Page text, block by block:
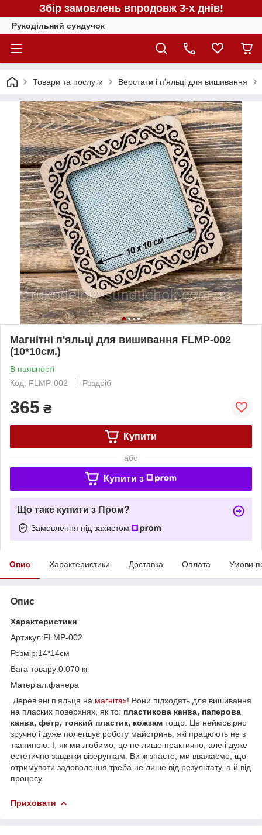
Збір замовлень впродовж 3-х днів!
Рукодільний сундучок
Товари та послуги Верстати і п'яльці для вишивання
Магнітні п'яльці для вишивання FLMP-002
(10*10см.)
В наявності
Код: FLMP-002
Роздріб
365 ₴
Купити
або
Купити з
Що таке купити з Пром?
Замовлення під захистом
Опис Характеристики Доставка Оплата Умови
Опис
Характеристики
Артикул:FLMP-002
Розмір:14*14см
Вага товару:0.070 кг
Матеріал:фанера
Дерев’яні п‘яльця на магнітах! Вони підходять для вишивання
на пласких поверхнях, як то: пластикова канва, паперова
канва, фетр, тонкий пластик, кожзам тощо. Це неймовірно
зручно і дуже полегшує роботу майстринь, які працюють не з
тканиною. І, як ми любимо, це не лише практично, але і дуже
естетично завдяки візерункам. Ви ж знаєте, ми вважаємо, що
отримувати задоволення треба не лише від результату, а й від
процесу.
Приховати